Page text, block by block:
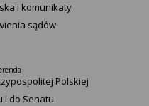
i komunikaty
sądów
Polskiej
i do Senatu